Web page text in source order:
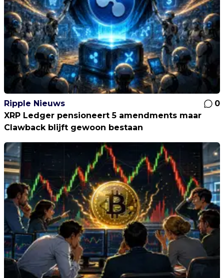
Ripple Nieuws
0
XRP Ledger pensioneert 5 amendments maar
Clawback blijft gewoon bestaan